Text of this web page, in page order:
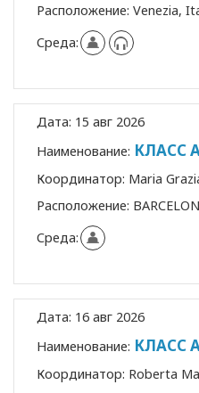
Расположение: Venezia,
Среда:
Дата: 15 авг 2026
Наименование: КЛАСС
Координатор: Maria
Расположение:
Среда:
Дата: 16 авг 2026
Наименование: КЛАСС
Координатор: Roberta